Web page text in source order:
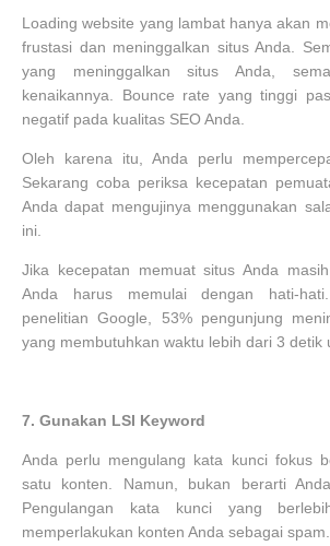
Loading website yang lambat hanya akan
frustasi dan meninggalkan situs Anda.
yang meninggalkan situs Anda,
kenaikannya. Bounce rate yang tinggi
negatif pada kualitas SEO Anda.
Oleh karena itu, Anda perlu
Sekarang coba periksa kecepatan
Anda dapat mengujinya menggunakan
ini.
Jika kecepatan memuat situs Anda
Anda harus memulai dengan hati-
penelitian Google, 53% pengunjung
yang membutuhkan waktu lebih dari 3 detik
7. Gunakan LSI Keyword
Anda perlu mengulang kata kunci fokus
satu konten. Namun, bukan berarti
Pengulangan kata kunci yang
memperlakukan konten Anda sebagai spam.